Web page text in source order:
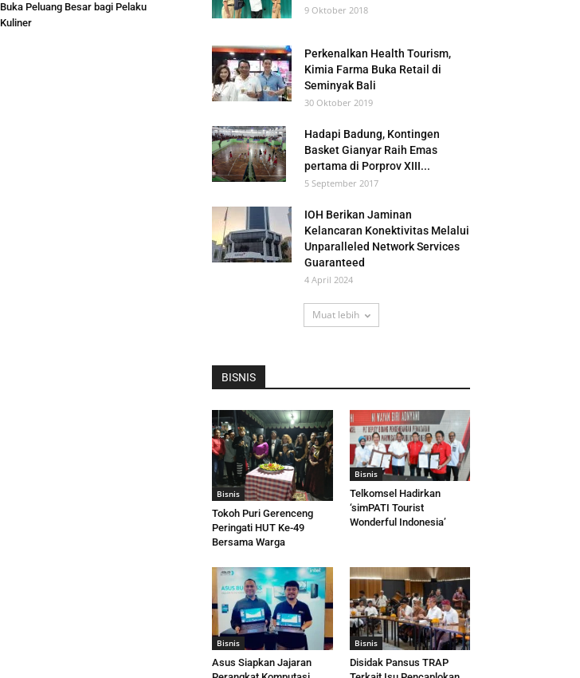
Buka Peluang Besar bagi Pelaku
Kuliner
9 Oktober 2018
Perkenalkan Health Tourism,
Kimia Farma Buka Retail di
Seminyak Bali
30 Oktober 2019
Hadapi Badung, Kontingen
Basket Gianyar Raih Emas
pertama di Porprov XIII...
5 September 2017
IOH Berikan Jaminan
Kelancaran Konektivitas Melalui
Unparalleled Network Services
Guaranteed
4 April 2024
Muat lebih
BISNIS
Bisnis
Tokoh Puri Gerenceng
Peringati HUT Ke-49
Bersama Warga
Bisnis
Telkomsel Hadirkan
‘simPATI Tourist
Wonderful Indonesia’
Bisnis
Asus Siapkan Jajaran
Bisnis
Disidak Pansus TRAP